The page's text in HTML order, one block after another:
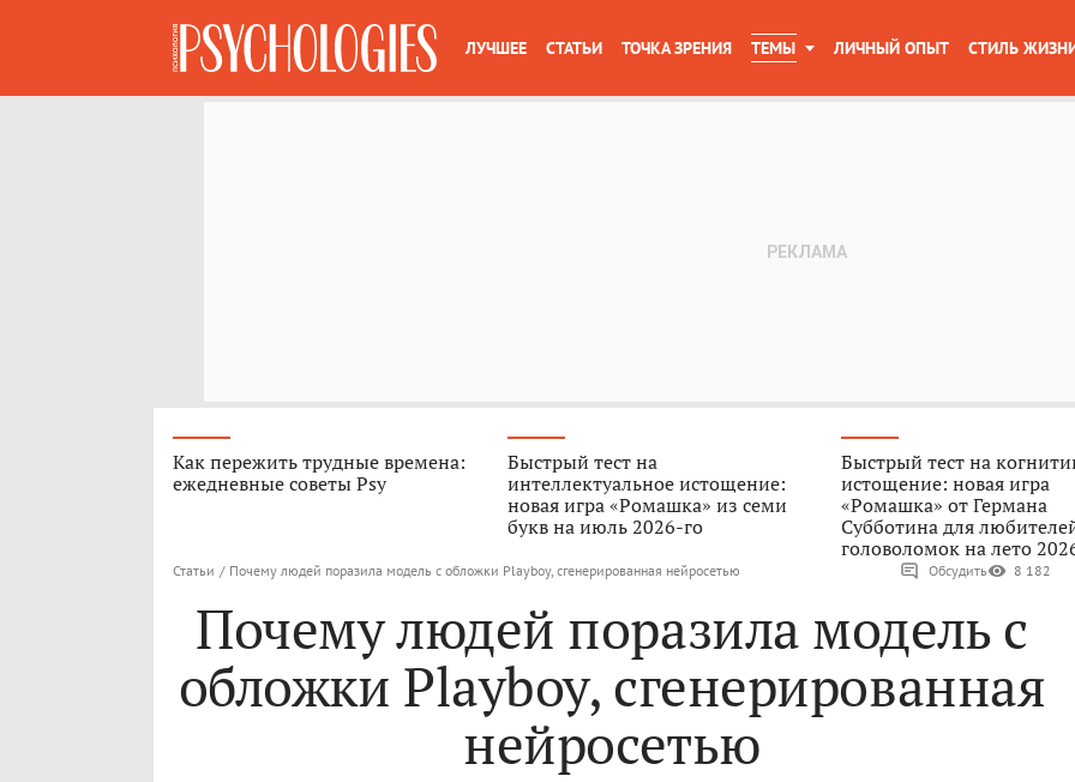
ЛУЧШЕЕ СТАТЬИ ТОЧКА ЗРЕНИЯ ТЕМЫ ЛИЧНЫЙ ОПЫТ СТИЛЬ
Как пережить трудные времена:
ежедневные советы Psy
Быстрый тест на
интеллектуальное истощение:
новая игра «Ромашка» из семи
букв на июль 2026-го
Быстрый тест на
истощение: новая игра
«Ромашка» от Германа
Субботина для
головоломок на лето
Статьи / Почему людей поразила модель с обложки Playboy, сгенерированная нейросетью Обсудить 8 182
Почему людей поразила модель с
обложки Playboy, сгенерированная
нейросетью